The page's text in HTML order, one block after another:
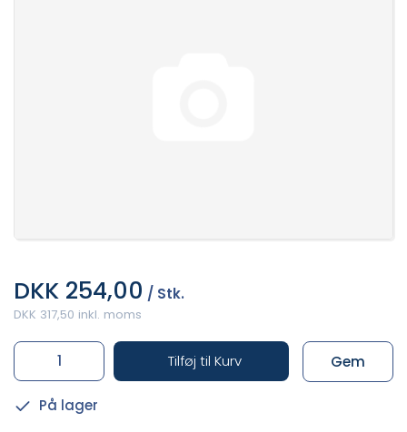
DKK 254,00 / Stk.
DKK 317,50 inkl. moms
Tilføj til Kurv Gem
På lager